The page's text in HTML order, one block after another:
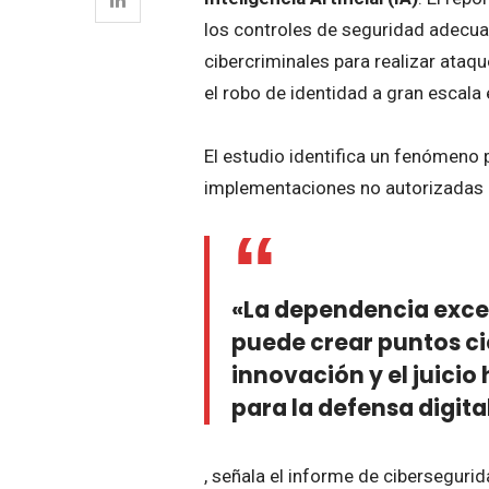
los controles de seguridad
cibercriminales para realizar
el robo de identidad a gran
El estudio identifica un fenómeno
implementaciones no
«La dependencia
puede crear puntos
innovación y el juicio
para la defensa
, señala el informe de